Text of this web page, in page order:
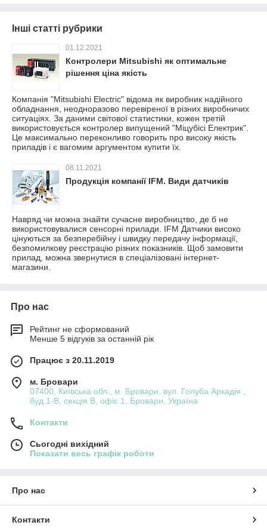
Інші статті рубрики
01.12.2021
Контролери Mitsubishi як оптимальне
рішення ціна якість
Компанія "Mitsubishi Electric" відома як виробник надійного
обладнання, неодноразово перевіреної в різних виробничих
ситуаціях. За даними світової статистики, кожен третій
використовується контролер випущений "Міцубісі Електрик".
Це максимально переконливо говорить про високу якість
приладів і є вагомим аргументом купити їх.
08.11.2021
Продукція компанії IFM. Види датчиків
Навряд чи можна знайти сучасне виробництво, де б не
використовувалися сенсорні прилади. IFM Датчики високо
цінуються за безперебійну і швидку передачу інформації,
безпомилкову реєстрацію різних показників. Щоб замовити
прилад, можна звернутися в спеціалізовані інтернет-
магазини.
Про нас
Рейтинг не сформований
Менше 5 відгуків за останній рік
Працює з 20.11.2019
м. Бровари
07400, Київська обл., м. Бровари, вул. Голуба Аркадія ,
буд.1-В, секція В, офіс 1, Бровари, Україна
Контакти
Сьогодні вихідний
Показати весь графік роботи
Про нас
Контакти